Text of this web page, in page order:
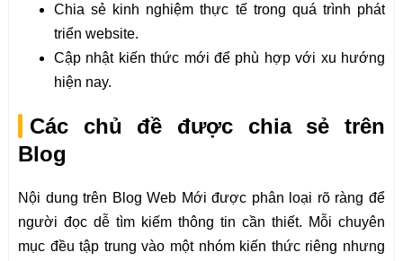
Chia sẻ kinh nghiệm thực tế trong quá trình phát
triển website.
Cập nhật kiến thức mới để phù hợp với xu hướng
hiện nay.
Các chủ đề được chia sẻ trên
Blog
Nội dung trên Blog Web Mới được phân loại rõ ràng để
người đọc dễ tìm kiếm thông tin cần thiết. Mỗi chuyên
mục đều tập trung vào một nhóm kiến thức riêng nhưng